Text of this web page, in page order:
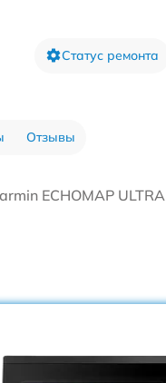
Статус ремонта
Отзывы
ECHOMAP ULTRA